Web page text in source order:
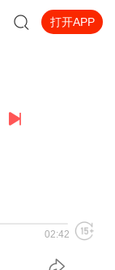
打开APP
02:42